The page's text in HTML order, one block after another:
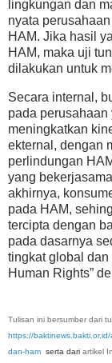
lingkungan dan
nyata
HAM. Jika hasil
HAM, maka uji
dilakukan untuk
Secara internal,
pada
meningkatkan
ekternal, dengan
perlindungan
yang
akhirnya,
pada HAM,
tercipta dengan
pada dasarnya
tingkat global dan
Human Rights”
Tulisan ini bersumber dari
https://
dan-ham serta dari artikel